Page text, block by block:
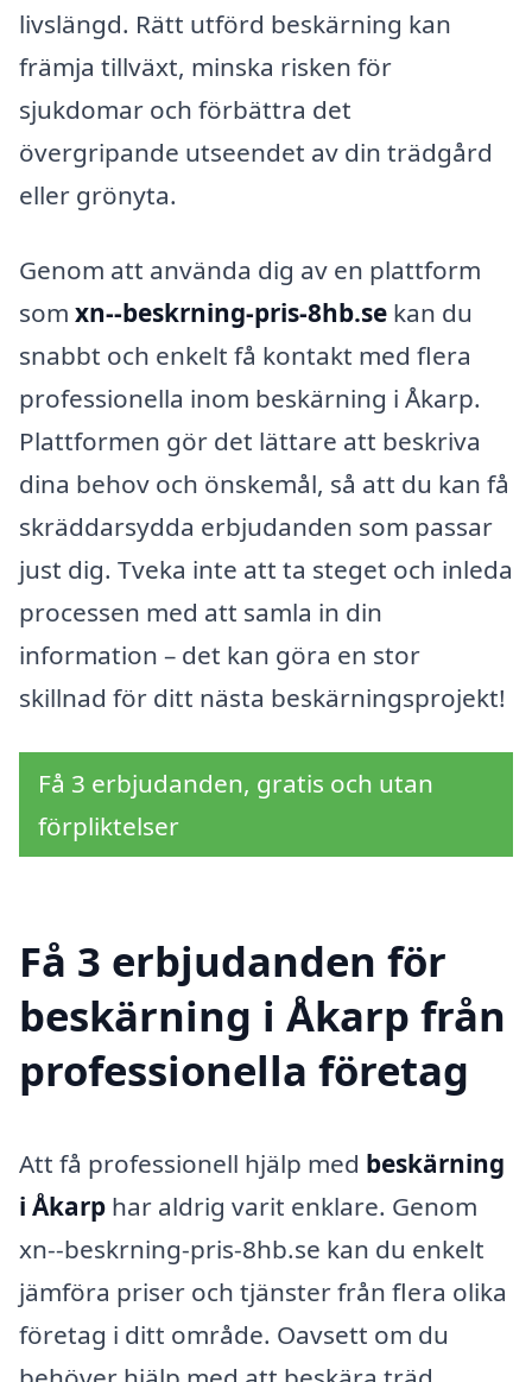
livslängd. Rätt utförd beskärning kan
främja tillväxt, minska risken för
sjukdomar och förbättra det
övergripande utseendet av din trädgård
eller grönyta.
Genom att använda dig av en plattform
som xn--beskrning-pris-8hb.se kan du
snabbt och enkelt få kontakt med flera
professionella inom beskärning i Åkarp.
Plattformen gör det lättare att beskriva
dina behov och önskemål, så att du kan få
skräddarsydda erbjudanden som passar
just dig. Tveka inte att ta steget och inleda
processen med att samla in din
information – det kan göra en stor
skillnad för ditt nästa beskärningsprojekt!
Få 3 erbjudanden, gratis och utan
förpliktelser
Få 3 erbjudanden för
beskärning i Åkarp från
professionella företag
Att få professionell hjälp med beskärning
i Åkarp har aldrig varit enklare. Genom
xn--beskrning-pris-8hb.se kan du enkelt
jämföra priser och tjänster från flera olika
företag i ditt område. Oavsett om du